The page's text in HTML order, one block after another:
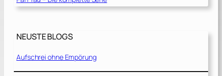
NEUSTE BLOGS
Aufschrei ohne Empörung